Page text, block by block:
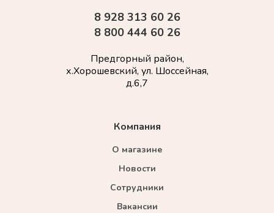
Компания
О магазине
Новости
Сотрудники
Вакансии
8 928 313 60 26
8 800 444 60 26
Предгорный район,
х.Хорошевский, ул. Шоссейная,
д.6,7